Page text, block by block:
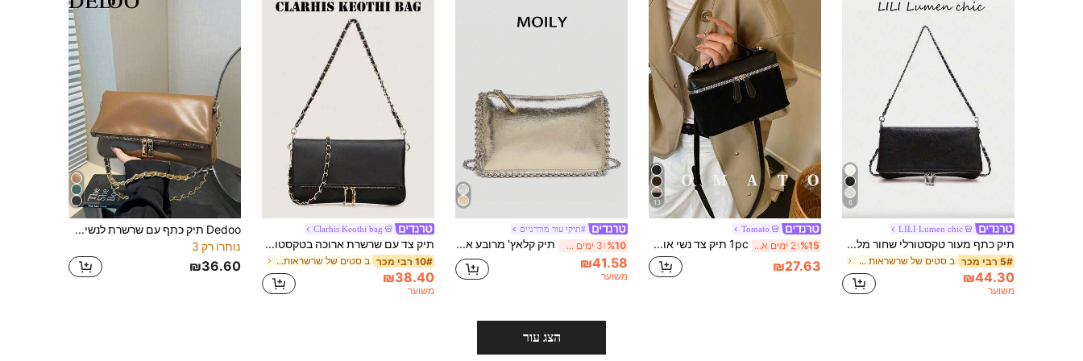
6
LILI Lumen chic
תיק כתף מעור טקסטורלי שחור מלא עם רצועת שרשרת קלאסית שזורה ורוכסן תחתון נפתח מלא, עיצוב מינימליסטי, סגנון רחוב אופנתי, חומר עור עמיד ורך, מושלם לקניות בסוף השבוע ויציאות עירוניות יומיומיות, עבורה
5# רבי מכר ב סטים של שרשראות נשים Crossbody
₪44.30
משוער
13
Tomato
%15 2 ימים אחרונים 1pc תיק צד נשי אופנתי, תיק יד מרובע בצבע אחיד, תיק קופסה, חומר עור PU, סגירת רוכסן, רצועת כתף מתכווננת, תיק יומיומי קז'ואל, מתאים לנשים צעירות - נסיעות, עבודה, קניות, דייטים, מתנה, משרד
₪27.63
#תיקי עור מודרניים
%10 3 ימים אחרונים תיק קלאץ' מרובע אלכסוני רב-תכליתי אופנתי
₪41.58
משוער
Clarhis Keothi bag
תיק צד עם שרשרת ארוכה בטקסטורת ליצ'י שחורה, גוף מלבני מינימליסטי עם קווים נקיים, יכול להכיל טלפון, פודרה, שפתון, כרטיס בנק, שחור טהור רסני ורב-שימושי, מתאים לחליפה, מעיל טרנץ', שמלה, טי-שירט יומיומי, נסיעה יומית, אווירה מינימליסטית יוקרתית
10# רבי מכר ב סטים של שרשראות נשים Crossbody
₪38.40
משוער
Dedoo תיק כתף עם שרשרת לנשים, תיק צד עם מכסה, תיק יד בוהמי עם רוכסן מתכוונן, תיק יד מינימליסטי אלגנטי, מתאים לעבודה ולשימוש יומיומי
נותרו רק 3
₪36.60
הצג עור